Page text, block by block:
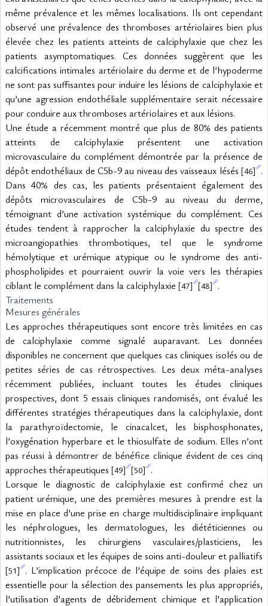
même prévalence et les mêmes localisations. Ils ont cependant
observé une prévalence des thromboses artériolaires bien plus
élevée chez les patients atteints de calciphylaxie que chez les
patients asymptomatiques. Ces données suggèrent que les
calcifications intimales artériolaire du derme et de l’hypoderme
ne sont pas suffisantes pour induire les lésions de calciphylaxie et
qu’une agression endothéliale supplémentaire serait nécessaire
pour conduire aux thromboses artériolaires et aux lésions.
Une étude a récemment montré que plus de 80% des patients
atteints de calciphylaxie présentent une activation
microvasculaire du complément démontrée par la présence de
dépôt endothéliaux de C5b-9 au niveau des vaisseaux lésés [46] .
Dans 40% des cas, les patients présentaient également des
dépôts microvasculaires de C5b-9 au niveau du derme,
témoignant d’une activation systémique du complément. Ces
études tendent à rapprocher la calciphylaxie du spectre des
microangiopathies thrombotiques, tel que le syndrome
hémolytique et urémique atypique ou le syndrome des anti-
phospholipides et pourraient ouvrir la voie vers les thérapies
ciblant le complément dans la calciphylaxie [47] [48] .
Traitements
Mesures générales
Les approches thérapeutiques sont encore très limitées en cas
de calciphylaxie comme signalé auparavant. Les données
disponibles ne concernent que quelques cas cliniques isolés ou de
petites séries de cas rétrospectives. Les deux méta-analyses
récemment publiées, incluant toutes les études cliniques
prospectives, dont 5 essais cliniques randomisés, ont évalué les
différentes stratégies thérapeutiques dans la calciphylaxie, dont
la parathyroïdectomie, le cinacalcet, les bisphosphonates,
l’oxygénation hyperbare et le thiosulfate de sodium. Elles n’ont
pas réussi à démontrer de bénéfice clinique évident de ces cinq
approches thérapeutiques [49] [50] .
Lorsque le diagnostic de calciphylaxie est confirmé chez un
patient urémique, une des premières mesures à prendre est la
mise en place d’une prise en charge multidisciplinaire impliquant
les néphrologues, les dermatologues, les diététiciennes ou
nutritionnistes, les chirurgiens vasculaires/plasticiens, les
[51] . L’implication précoce de l’équipe de soins des plaies est
essentielle pour la sélection des pansements les plus appropriés,
l’utilisation d’agents de débridement chimique et l’application